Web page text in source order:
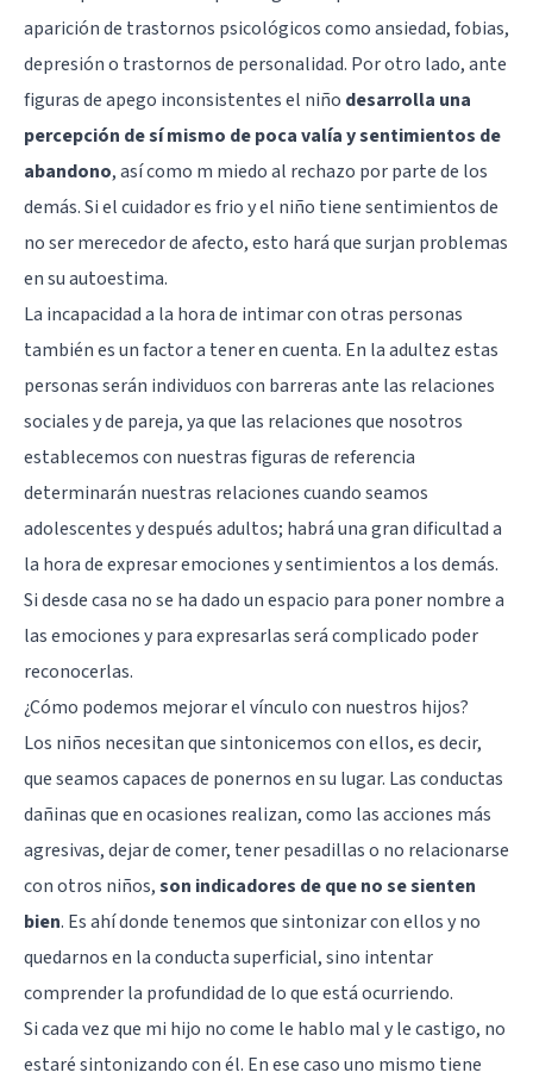
aparición de trastornos psicológicos como ansiedad, fobias,
depresión o trastornos de personalidad. Por otro lado, ante
figuras de apego inconsistentes el niño desarrolla una
percepción de sí mismo de poca valía y sentimientos de
abandono, así como m miedo al rechazo por parte de los
demás. Si el cuidador es frio y el niño tiene sentimientos de
no ser merecedor de afecto, esto hará que surjan problemas
en suautoestima.
La incapacidad a la hora de intimar con otras personas
también es un factor a tener en cuenta. En la adultez estas
personas serán individuos con barreras ante las relaciones
sociales y de pareja, ya que las relaciones que nosotros
establecemos con nuestras figuras de referencia
determinarán nuestras relaciones cuando seamos
adolescentes y después adultos; habrá una gran dificultad a
la hora de expresar emociones y sentimientos a los demás.
Si desde casa no se ha dado un espacio para poner nombre a
las emociones y para expresarlas será complicado poder
reconocerlas.
¿Cómo podemos mejorar el vínculo con nuestros hijos?
Los niños necesitan que sintonicemos con ellos, es decir,
que seamos capaces de ponernos en su lugar. Las conductas
dañinas que en ocasiones realizan, como las acciones más
agresivas, dejar de comer, tener pesadillas o no relacionarse
con otros niños,son indicadores de que no se sienten
bien. Es ahí donde tenemos que sintonizar con ellos y no
quedarnos en la conducta superficial, sino intentar
comprender la profundidad de lo que está ocurriendo.
Si cada vez que mi hijo no come le hablo mal y le castigo, no
estaré sintonizando con él. En ese caso uno mismo tiene